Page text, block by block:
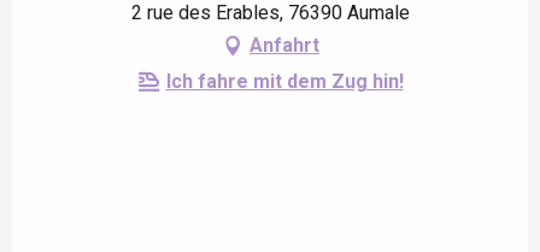
2 rue des Erables, 76390 Aumale
Anfahrt
Ich fahre mit dem Zug hin!